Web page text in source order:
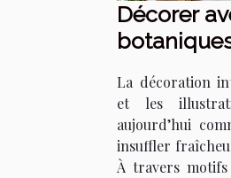
Décorer
La décoration
et les
aujourd’hui
insuffler
À travers